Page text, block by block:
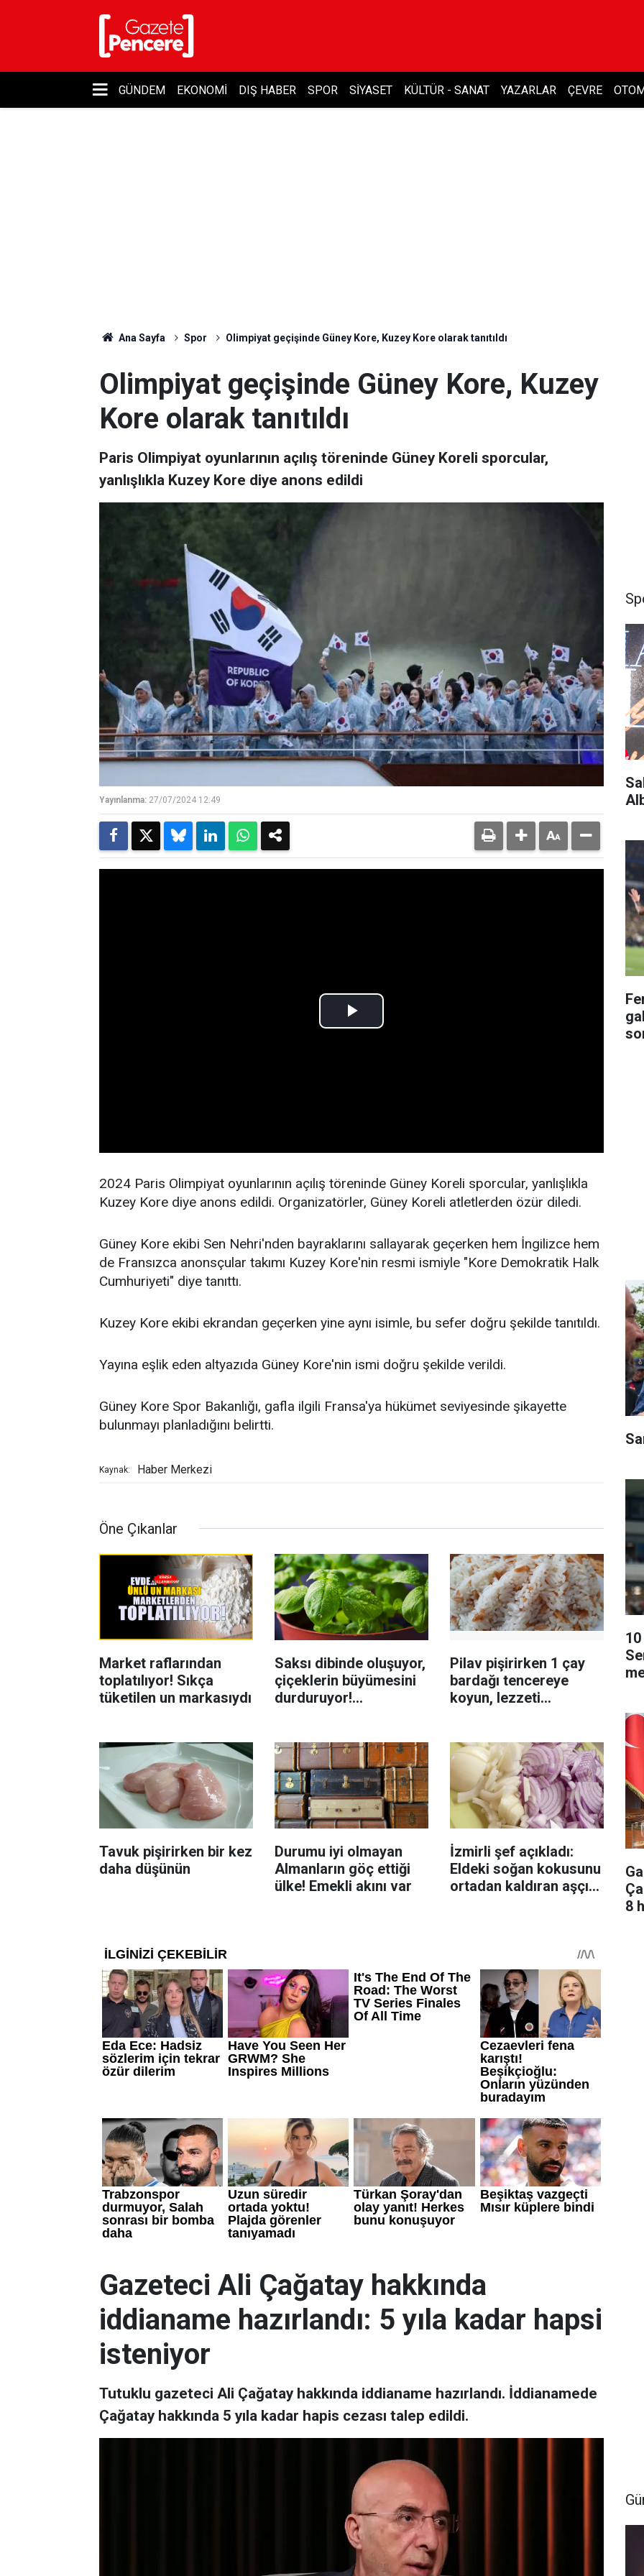
GÜNDEM EKONOMI DIŞ HABER SPOR SIYASET KÜLTÜR - SANAT YAZARLAR ÇEVRE
Ana Sayfa Spor Olimpiyat geçişinde Güney Kore, Kuzey Kore olarak tanıtıldı
Olimpiyat geçişinde Güney Kore, Kuzey
Kore olarak tanıtıldı
Paris Olimpiyat oyunlarının açılış töreninde Güney Koreli sporcular,
yanlışlıkla Kuzey Kore diye anons edildi
Yayınlanma: 27/07/2024 12:49
2024 Paris Olimpiyat oyunlarının açılış töreninde Güney Koreli sporcular, yanlışlıkla
Kuzey Kore diye anons edildi. Organizatörler, Güney Koreli atletlerden özür diledi.
Güney Kore ekibi Sen Nehri'nden bayraklarını sallayarak geçerken hem İngilizce hem
de Fransızca anonsçular takımı Kuzey Kore'nin resmi ismiyle "Kore Demokratik Halk
Cumhuriyeti" diye tanıttı.
Kuzey Kore ekibi ekrandan geçerken yine aynı isimle, bu sefer doğru şekilde tanıtıldı.
Yayına eşlik eden altyazıda Güney Kore'nin ismi doğru şekilde verildi.
Güney Kore Spor Bakanlığı, gafla ilgili Fransa'ya hükümet seviyesinde şikayette
bulunmayı planladığını belirtti.
Kaynak: Haber Merkezi
Öne Çıkanlar
Market raflarından
toplatılıyor! Sıkça
tüketilen un markasıydı
Saksı dibinde oluşuyor,
çiçeklerin büyümesini
durduruyor!
Pilav pişirirken 1 çay
bardağı tencereye
koyun, lezzeti
Tavuk pişirirken bir kez
daha düşünün
Durumu iyi olmayan
Almanların göç ettiği
ülke! Emekli akını var
İzmirli şef açıkladı:
Eldeki soğan kokusunu
ortadan kaldıran aşçı
8
Gazeteci Ali Çağatay hakkında
iddianame hazırlandı: 5 yıla kadar hapsi
isteniyor
Tutuklu gazeteci Ali Çağatay hakkında iddianame hazırlandı. İddianamede
Çağatay hakkında 5 yıla kadar hapis cezası talep edildi.